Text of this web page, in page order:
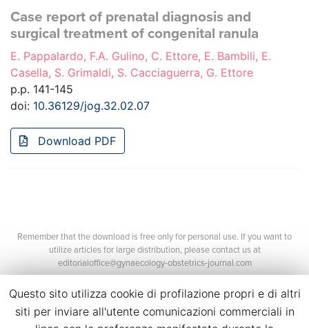
Case report of prenatal diagnosis and
surgical treatment of congenital ranula
E. Pappalardo, F.A. Gulino, C. Ettore, E. Bambili, E.
Casella, S. Grimaldi, S. Cacciaguerra, G. Ettore
p.p. 141-145
doi: 10.36129/jog.32.02.07
Download PDF
Remember that the download is free only for personal use. If you want to
utilize articles for large distribution, please contact us at
editorialoffice@gynaecology-obstetrics-journal.com
Questo sito utilizza cookie di profilazione propri e di altri
siti per inviare all'utente comunicazioni commerciali in